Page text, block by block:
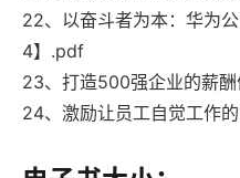
22、以奋斗者为本：华为
4】.pdf
23、打造500强企业的薪
24、激励让员工自觉工作